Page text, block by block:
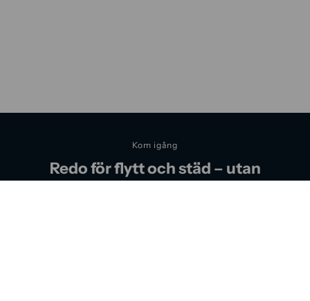
Kom igång
Redo för flytt och städ – utan
krångel?